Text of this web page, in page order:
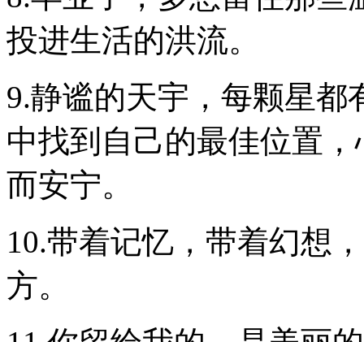
投进生活的洪流。
9.静谧的天宇，每颗星
中找到自己的最佳位置
而安宁。
10.带着记忆，带着幻想
方。